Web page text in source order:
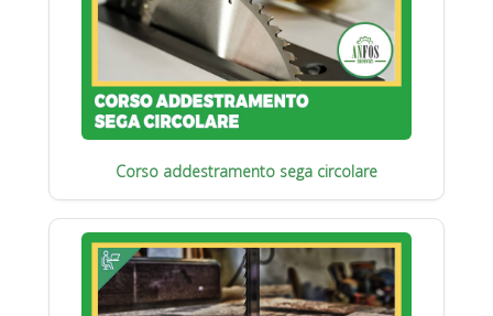
Corso addestramento sega circolare